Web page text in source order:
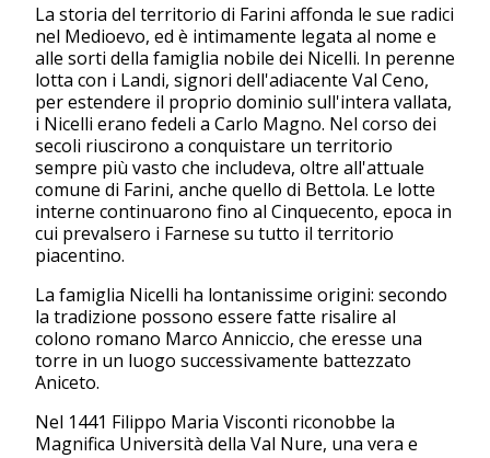
La storia del territorio di Farini affonda le sue radici
nel Medioevo, ed è intimamente legata al nome e
alle sorti della famiglia nobile dei Nicelli. In perenne
lotta con i Landi, signori dell'adiacente Val Ceno,
per estendere il proprio dominio sull'intera vallata,
i Nicelli erano fedeli a Carlo Magno. Nel corso dei
secoli riuscirono a conquistare un territorio
sempre più vasto che includeva, oltre all'attuale
comune di Farini, anche quello di Bettola. Le lotte
interne continuarono fino al Cinquecento, epoca in
cui prevalsero i Farnese su tutto il territorio
piacentino.
La famiglia Nicelli ha lontanissime origini: secondo
la tradizione possono essere fatte risalire al
colono romano Marco Anniccio, che eresse una
torre in un luogo successivamente battezzato
Aniceto.
Nel 1441 Filippo Maria Visconti riconobbe la
Magnifica Università della Val Nure, una vera e